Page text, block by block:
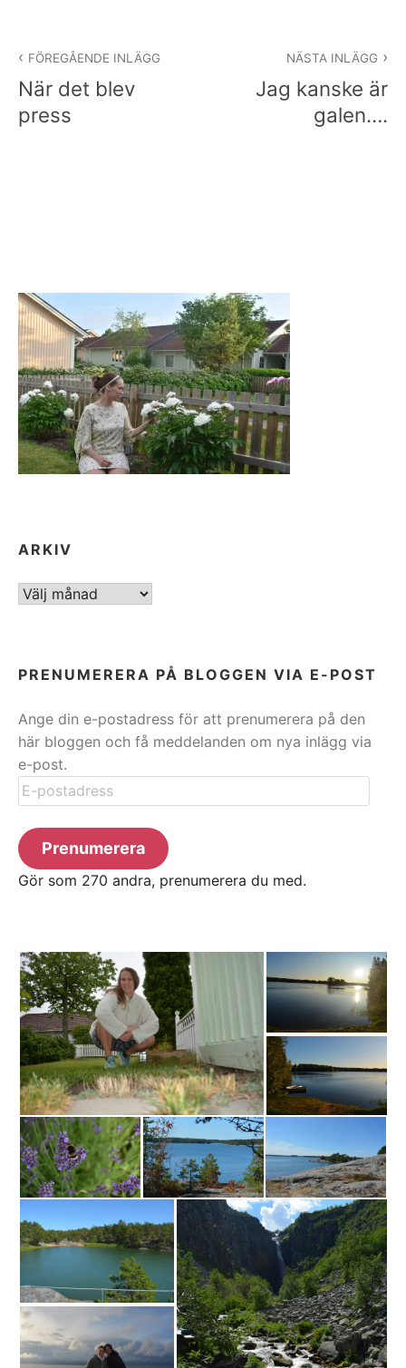
FÖREGÅENDE INLÄGG
När det blev
press
NÄSTA INLÄGG
Jag kanske är
galen….
ARKIV
ARKIV
PRENUMERERA PÅ BLOGGEN VIA E-POST
Ange din e-postadress för att prenumerera på den
här bloggen och få meddelanden om nya inlägg via
e-post.
E-
postadress
Prenumerera
Gör som 270 andra, prenumerera du med.